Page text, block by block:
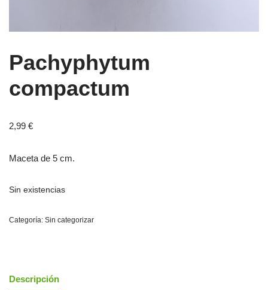
Pachyphytum
compactum
2,99 €
Maceta de 5 cm.
Sin existencias
Categoría: Sin categorizar
Descripción